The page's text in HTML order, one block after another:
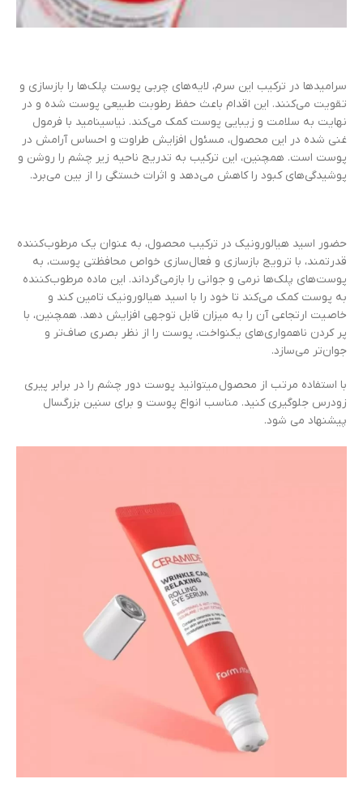
سرامیدها در ترکیب این سرم، لایه‌های چربی پوست پلک‌ها را بازسازی و
تقویت می‌کنند. این اقدام باعث حفظ رطوبت طبیعی پوست شده و در
نهایت به سلامت و زیبایی پوست کمک می‌کند. نیاسینامید با فرمول
غنی شده در این محصول، مسئول افزایش طراوت و احساس آرامش در
پوست است. همچنین، این ترکیب به تدریج ناحیه زیر چشم را روشن و
پوشیدگی‌های کبود را کاهش می‌دهد و اثرات خستگی را از بین می‌برد.
حضور اسید هیالورونیک در ترکیب محصول، به عنوان یک مرطوب‌کننده
قدرتمند، با ترویج بازسازی و فعال‌سازی خواص محافظتی پوست، به
پوست‌های پلک‌ها نرمی و جوانی را بازمی‌گرداند. این ماده مرطوب‌کننده
به پوست کمک می‌کند تا خود را با اسید هیالورونیک تامین کند و
خاصیت ارتجاعی آن را به میزان قابل توجهی افزایش دهد. همچنین، با
پر کردن ناهمواری‌های یکنواخت، پوست را از نظر بصری صاف‌تر و
جوان‌تر می‌سازد.
با استفاده مرتب از محصول میتوانید پوست دور چشم را در برابر پیری
زودرس جلوگیری کنید. مناسب انواع پوست و برای سنین بزرگسال
پیشنهاد می شود.